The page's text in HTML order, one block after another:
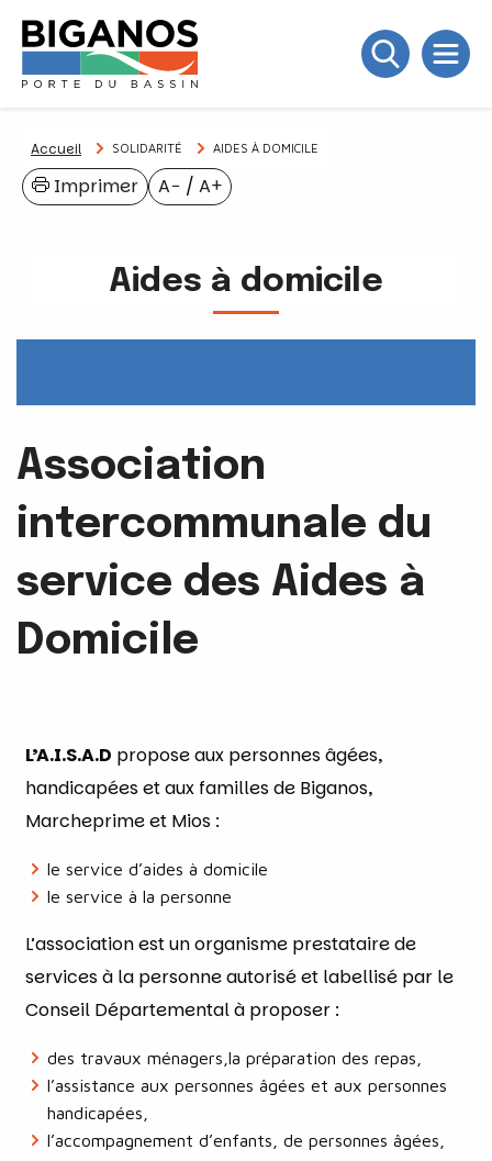
Accueil SOLIDARITÉ AIDES À DOMICILE
A− / A+
Imprimer
Aides à domicile
Association
intercommunale du
service des Aides à
Domicile
L’A.I.S.A.D propose aux personnes âgées,
handicapées et aux familles de Biganos,
Marcheprime et Mios :
le service d’aides à domicile
le service à la personne
L’association est un organisme prestataire de
services à la personne autorisé et labellisé par le
Conseil Départemental à proposer :
des travaux ménagers,la préparation des repas,
l’assistance aux personnes âgées et aux personnes
handicapées,
l’accompagnement d’enfants, de personnes âgées,